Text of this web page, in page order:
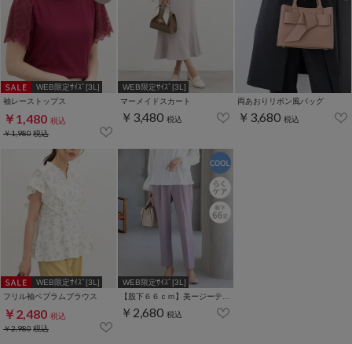
WEB限定ｻｲｽﾞ[3L]
袖レーストップス
￥1,480 税込
￥1,980税込
WEB限定ｻｲｽﾞ[3L]
マーメイドスカート
￥3,480 税込
両あおりリボン風バッグ
￥3,680 税込
WEB限定ｻｲｽﾞ[3L]
フリル袖ペプラムブラウス
￥2,480 税込
￥2,980税込
WEB限定ｻｲｽﾞ[3L]
￥2,680 税込